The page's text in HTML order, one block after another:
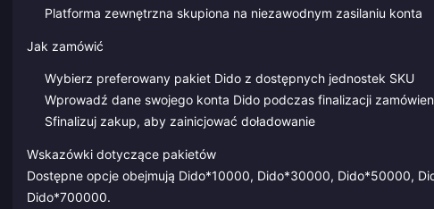
Platforma zewnętrzna skupiona na niezawodnym zasilaniu konta
Jak zamówić
Wybierz preferowany pakiet Dido z dostępnych jednostek SKU
Wprowadź dane swojego konta Dido podczas finalizacji
Sfinalizuj zakup, aby zainicjować doładowanie
Wskazówki dotyczące pakietów
Dostępne opcje obejmują Dido*10000, Dido*30000, Dido*50000,
Dido*700000.